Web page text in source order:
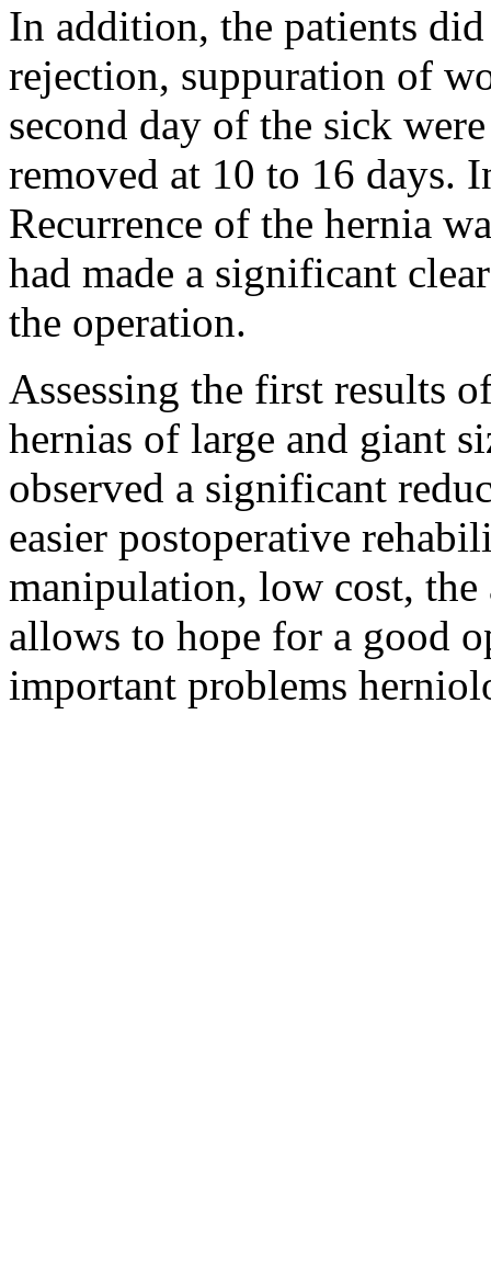
In addition, the patients
rejection, suppuration of
second day of the sick
removed at 10 to 16 days.
Recurrence of the hernia
had made a significant
the operation.
Assessing the first results
hernias of large and giant
observed a significant
easier postoperative
manipulation, low cost,
allows to hope for a good
important problems